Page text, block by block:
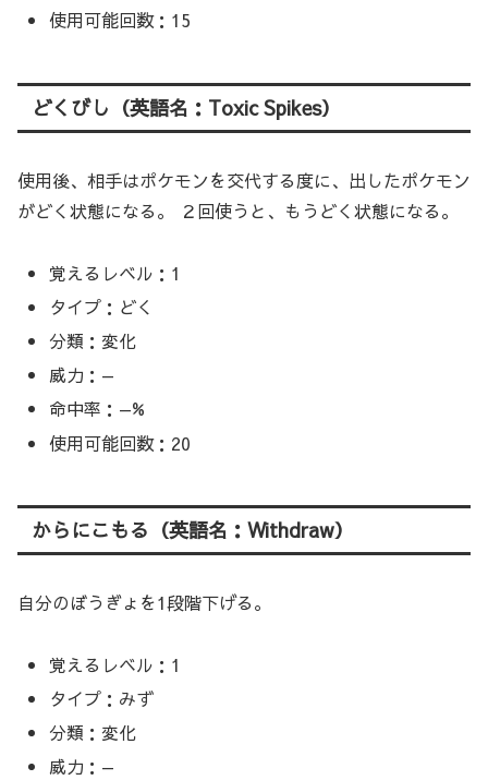
使用可能回数：15
どくびし（英語名：Toxic Spikes）
使用後、相手はポケモンを交代する度に、出したポケモン
がどく状態になる。 ２回使うと、もうどく状態になる。
覚えるレベル：1
タイプ：どく
分類：変化
威力：—
命中率：—%
使用可能回数：20
からにこもる（英語名：Withdraw）
自分のぼうぎょを1段階下げる。
覚えるレベル：1
タイプ：みず
分類：変化
威力：—